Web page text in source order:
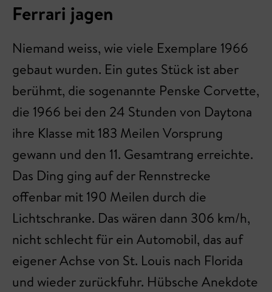
Ferrari jagen
Niemand weiss, wie viele Exemplare 1966
gebaut wurden. Ein gutes Stück ist aber
berühmt, die sogenannte Penske Corvette,
die 1966 bei den 24 Stunden von Daytona
ihre Klasse mit 183 Meilen Vorsprung
gewann und den 11. Gesamtrang erreichte.
Das Ding ging auf der Rennstrecke
offenbar mit 190 Meilen durch die
Lichtschranke. Das wären dann 306 km/h,
nicht schlecht für ein Automobil, das auf
eigener Achse von St. Louis nach Florida
und wieder zurückfuhr. Hübsche Anekdote